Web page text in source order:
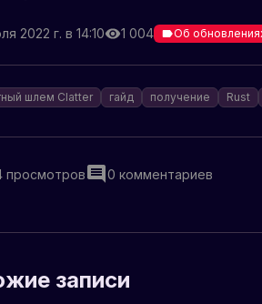
2022 г. в 14:10 1 004 Об
шлем Clatter гайд получение Rust
просмотров 0 комментариев
записи